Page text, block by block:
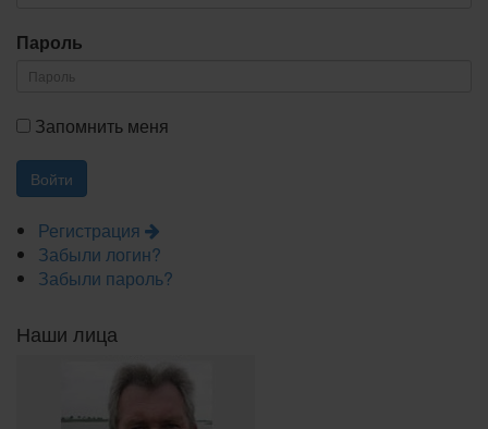
Пароль
Запомнить меня
Регистрация
Забыли логин?
Забыли пароль?
Наши лица